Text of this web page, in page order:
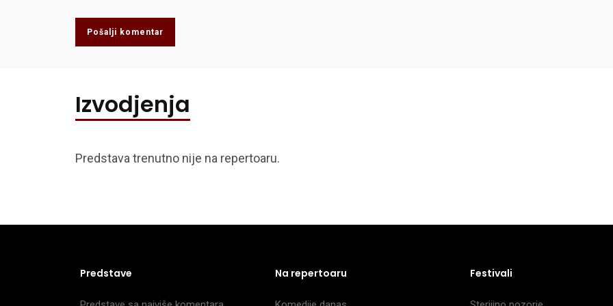
Pošalji komentar
Izvodjenja
Predstava trenutno nije na repertoaru.
Predstave Na repertoaru Festivali